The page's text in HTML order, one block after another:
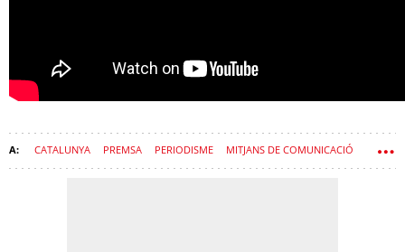
CATALUNYA PREMSA PERIODISME MITJANS DE COMUNICACIÓ